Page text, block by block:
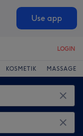
Use app
LOGIN
KOSMETIK MASSAGE